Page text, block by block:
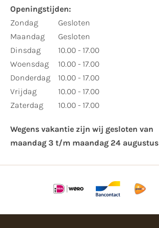
Openingstijden:​
​Zondag
Maandag
Dinsdag
Woensdag
Donderdag
Vrijdag
Zaterdag
Gesloten
Gesloten
10.00 - 17.00
10.00 - 17.00
10.00 - 17.00
10.00 - 17.00
10.00 - 17.00
Wegens vakantie zijn wij gesloten van ​
maandag 3 t/m maandag 24 augustus